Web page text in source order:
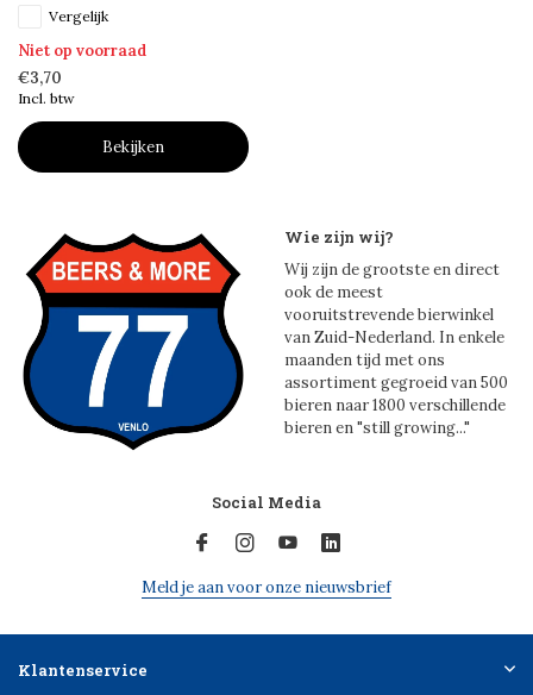
Vergelijk
Niet op voorraad
€3,70
Incl. btw
Bekijken
Wie zijn wij?
Wij zijn de grootste en direct
ook de meest
vooruitstrevende bierwinkel
van Zuid-Nederland. In enkele
maanden tijd met ons
assortiment gegroeid van 500
bieren naar 1800 verschillende
bieren en "still growing..."
Social Media
Meld je aan voor onze nieuwsbrief
Klantenservice